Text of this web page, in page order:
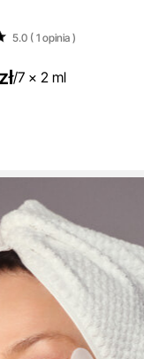
5.0 ( 1opinia)
/7 x 2 ml